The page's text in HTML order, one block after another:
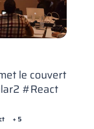
le couvert
#React
+ 5